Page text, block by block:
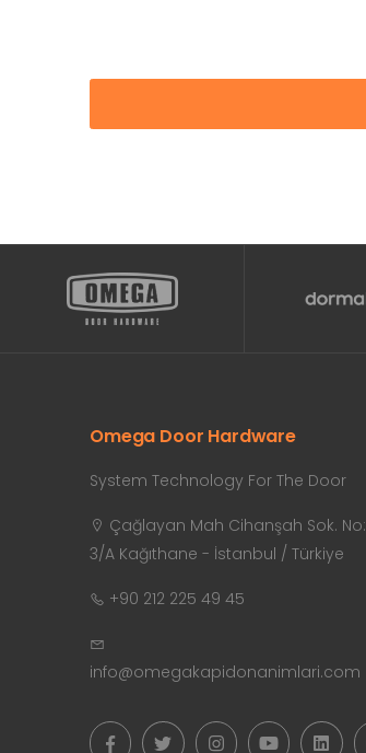
Omega Door Hardware
System Technology For The Door
Çağlayan Mah Cihanşah Sok. No:
3/A Kağıthane - İstanbul / Türkiye
+90 212 225 49 45
info@omegakapidonanimlari.com